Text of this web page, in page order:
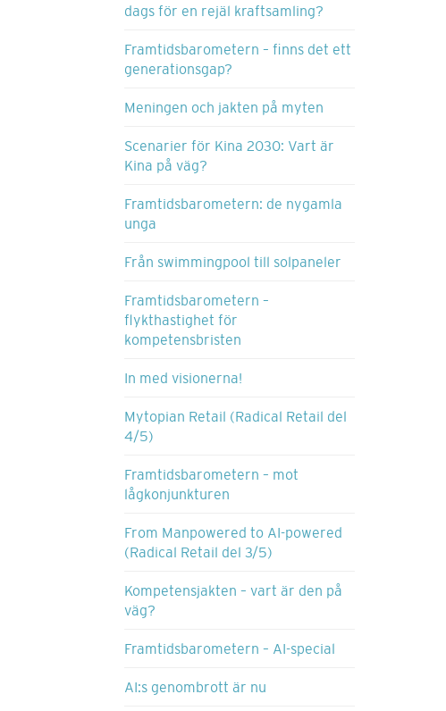
dags för en rejäl kraftsamling?
Framtidsbarometern – finns det ett
generationsgap?
Meningen och jakten på myten
Scenarier för Kina 2030: Vart är
Kina på väg?
Framtidsbarometern: de nygamla
unga
Från swimmingpool till solpaneler
Framtidsbarometern –
flykthastighet för
kompetensbristen
In med visionerna!
Mytopian Retail (Radical Retail del
4/5)
Framtidsbarometern – mot
lågkonjunkturen
From Manpowered to AI-powered
(Radical Retail del 3/5)
Kompetensjakten – vart är den på
väg?
Framtidsbarometern – AI-special
AI:s genombrott är nu